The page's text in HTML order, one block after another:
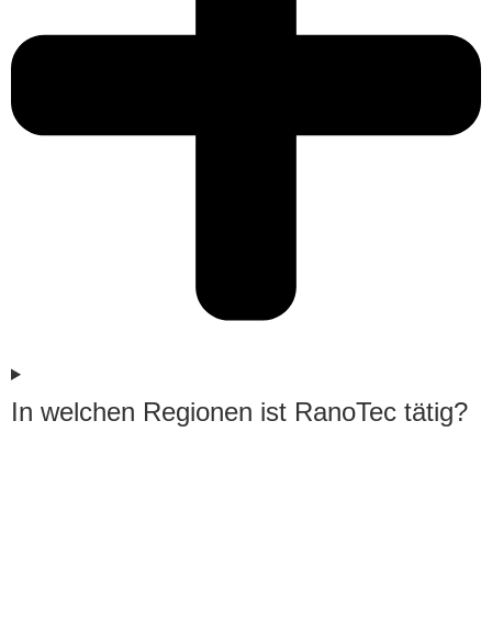
In welchen Regionen ist RanoTec tätig?